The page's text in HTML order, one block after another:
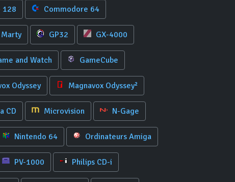
128 Commodore 64
Marty GP32 GX-4000
and Watch GameCube
Odyssey Magnavox Odyssey²
CD Microvision N-Gage
Nintendo 64 Ordinateurs Amiga
PV-1000 Philips CD-i